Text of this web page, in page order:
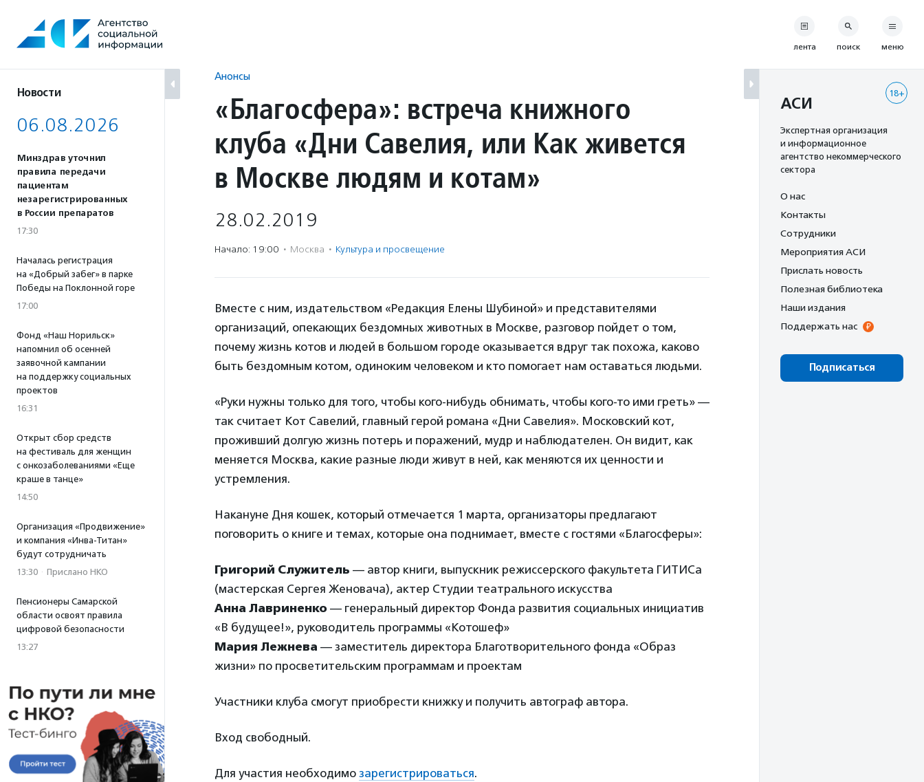
содержанию
Новости
06.08.2026
Минздрав уточнил
правила передачи
пациентам
незарегистрированных
в России препаратов
17:30
Началась регистрация
на «Добрый забег» в парке
Победы на Поклонной горе
17:00
Фонд «Наш Норильск»
напомнил об осенней
заявочной кампании
на поддержку социальных
проектов
16:31
Открыт сбор средств
на фестиваль для женщин
с онкозаболеваниями «Еще
краше в танце»
14:50
Организация «Продвижение»
и компания «Инва-Титан»
будут сотрудничать
13:30 · Прислано НКО
Пенсионеры Самарской
области освоят правила
цифровой безопасности
13:27
Анонсы
«Благосфера»: встреча книжного
клуба «Дни Савелия, или Как живется
в Москве людям и котам»
28.02.2019
Начало: 19:00 · Москва · Культура и просвещение
Вместе с ним, издательством «Редакция Елены Шубиной» и представителями
организаций, опекающих бездомных животных в Москве, разговор пойдет о том,
почему жизнь котов и людей в большом городе оказывается вдруг так похожа, каково
быть бездомным котом, одиноким человеком и кто помогает нам оставаться людьми.
«Руки нужны только для того, чтобы кого-нибудь обнимать, чтобы кого-то ими греть» —
так считает Кот Савелий, главный герой романа «Дни Савелия». Московский кот,
проживший долгую жизнь потерь и поражений, мудр и наблюдателен. Он видит, как
меняется Москва, какие разные люди живут в ней, как меняются их ценности и
устремления.
Накануне Дня кошек, который отмечается 1 марта, организаторы предлагают
поговорить о книге и темах, которые она поднимает, вместе с гостями «Благосферы»:
Григорий Служитель — автор книги, выпускник режиссерского факультета ГИТИСа
(мастерская Сергея Женовача), актер Студии театрального искусства
Анна Лавриненко — генеральный директор Фонда развития социальных инициатив
«В будущее!», руководитель программы «Котошеф»
Мария Лежнева — заместитель директора Благотворительного фонда «Образ
жизни» по просветительским программам и проектам
Участники клуба смогут приобрести книжку и получить автограф автора.
Вход свободный.
Для участия необходимо зарегистрироваться.
лента поиск меню
18+
АСИ
Экспертная организация
и информационное
агентство некоммерческого
сектора
О нас
Контакты
Сотрудники
Мероприятия АСИ
Прислать новость
Полезная библиотека
Наши издания
Поддержать нас
Подписаться